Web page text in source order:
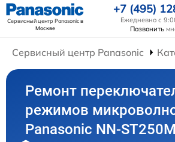
Сервисный центр Panasonicв
Москве
+7 (495)
Ежедневно с
Позвонить
Сервисный центр Panasonic
Ремонт
режимов
Panasonic NN-ST250M